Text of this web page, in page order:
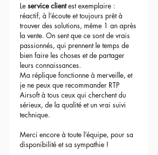
Le service client est exemplaire :
réactif, à l’écoute et toujours prêt à
trouver des solutions, même 1 an après
la vente. On sent que ce sont de vrais
passionnés, qui prennent le temps de
bien faire les choses et de partager
leurs connaissances.
Ma réplique fonctionne à merveille, et
je ne peux que recommander RTP
Airsoft à tous ceux qui cherchent du
sérieux, de la qualité et un vrai suivi
technique.
Merci encore à toute l’équipe, pour sa
disponibilité et sa sympathie !